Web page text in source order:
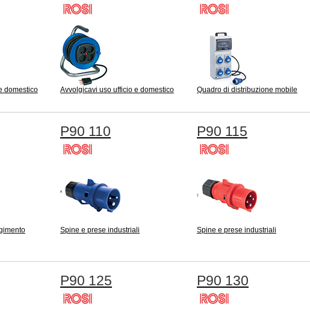
domestico Avvolgicavi uso ufficio e domestico Quadro di distribuzione mobile
P90 110
Spine e prese industriali
P90 115
Spine e prese industriali
P90 125 P90 130